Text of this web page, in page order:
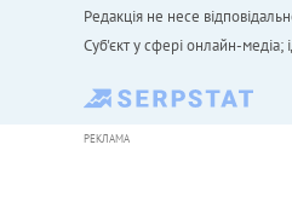
Редакція не несе
Cуб'єкт у сфері онлайн-
РЕКЛАМА